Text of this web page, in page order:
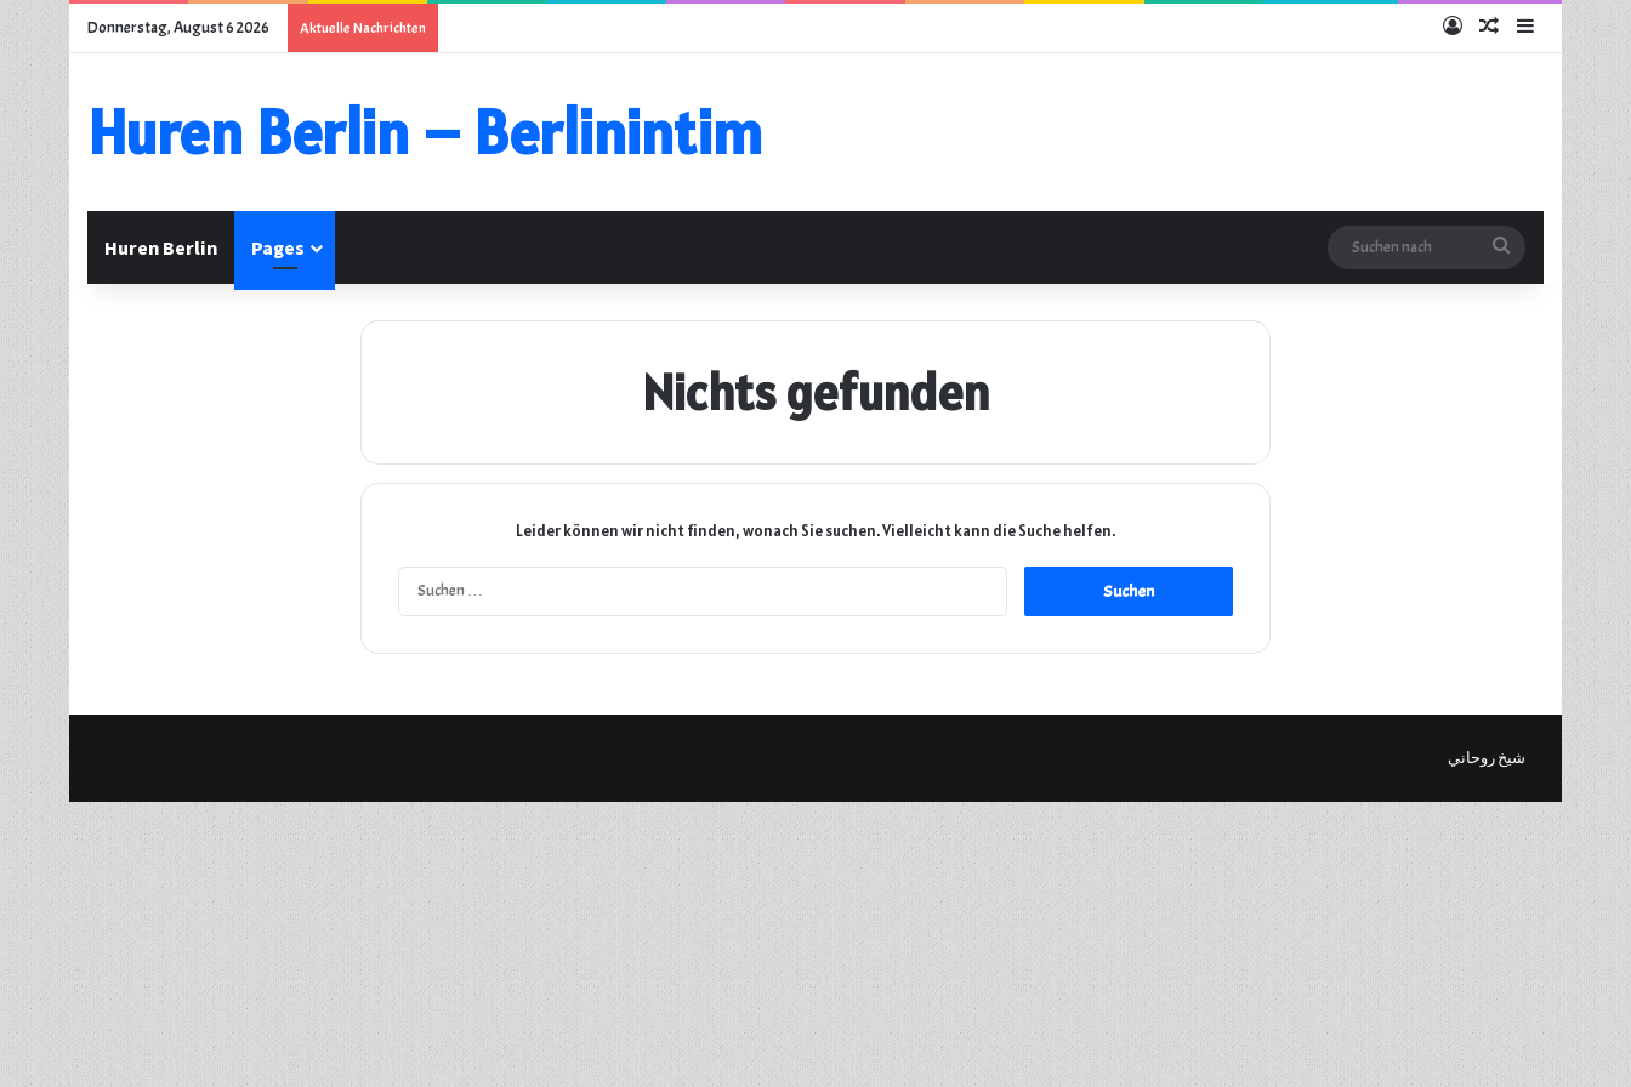
Donnerstag, August 6 2026 Aktuelle Nachrichten AnmeldenZufälliger Artikel
Sidebar
Huren Berlin – Berlinintim
Huren Berlin Pages
Suchen
nach
Nichts gefunden
Leider können wir nicht finden, wonach Sie suchen. Vielleicht kann die Suche helfen.
شيخ روحاني